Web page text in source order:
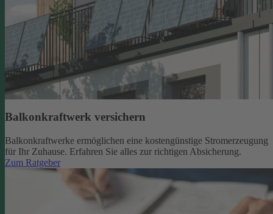
Balkonkraftwerk versichern
Balkonkraftwerke ermöglichen eine kostengünstige Stromerzeugung
für Ihr Zuhause. Erfahren Sie alles zur richtigen Absicherung.
Zum Ratgeber